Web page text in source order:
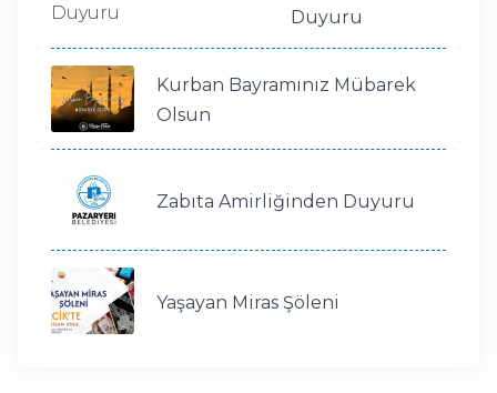
Duyuru
Kurban Bayramınız Mübarek
Olsun
Zabıta Amirliğinden Duyuru
Yaşayan Miras Şöleni